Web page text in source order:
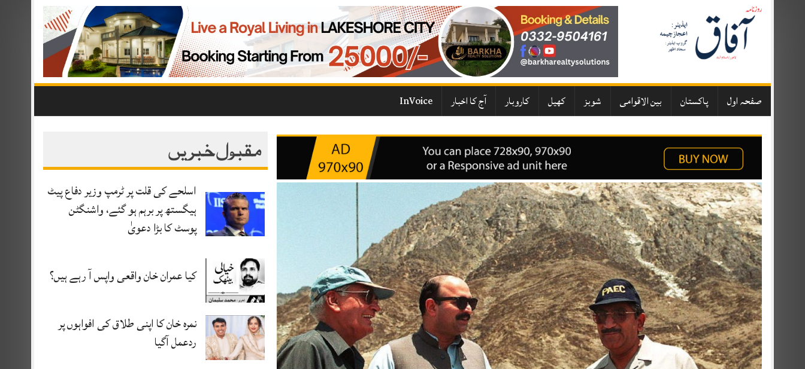
to
content
صفحہ اول پاکستان بین الاقوامی شوبز کھیل کاروبار آج کا اخبار InVoice
مقبول خبریں
اسلحے کی قلت پر ٹرمپ وزیر دفاع پیٹ
ہیگستھ پر برہم ہو گئے، واشنگٹن
پوسٹ کا بڑا دعویٰ
کیا عمران خان واقعی واپس آ رہے ہیں؟
نمرہ خان کا اپنی طلاق کی افواہوں پر
ردعمل آگیا